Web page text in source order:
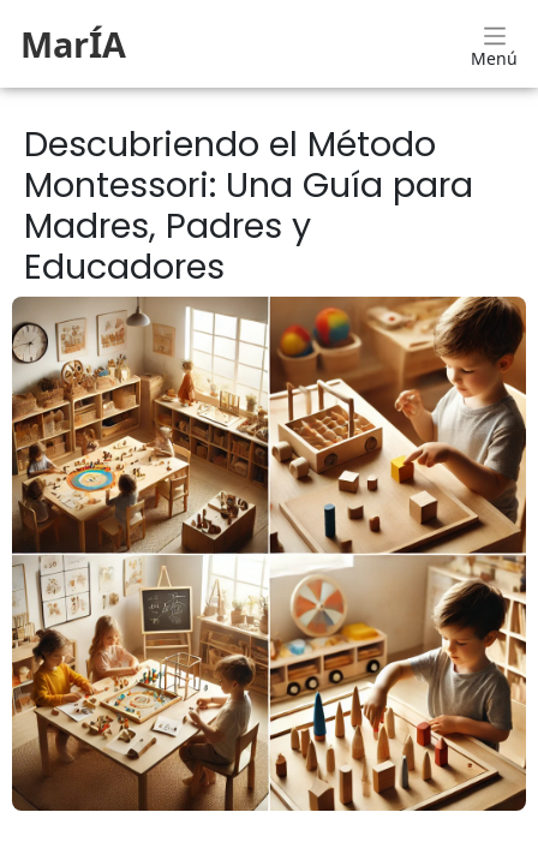
MarÍA Menú
Descubriendo el Método
Montessori: Una Guía para
Madres, Padres y
Educadores